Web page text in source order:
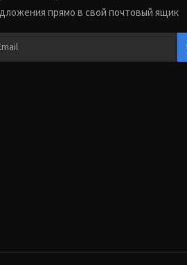
прямо в свой почтовый ящик